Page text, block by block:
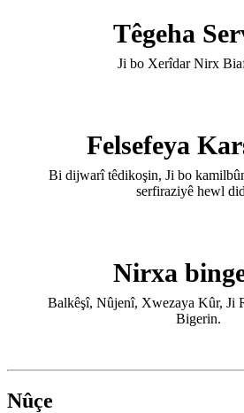
Têgeha
Ji bo Xerîdar Nirx
Felsefeya
Bi dijwarî têdikoşin, Ji bo
serfiraziyê hewl
Nirxa
Balkêşî, Nûjenî, Xwezaya Kûr, Ji
Bigerin.
Nûçe